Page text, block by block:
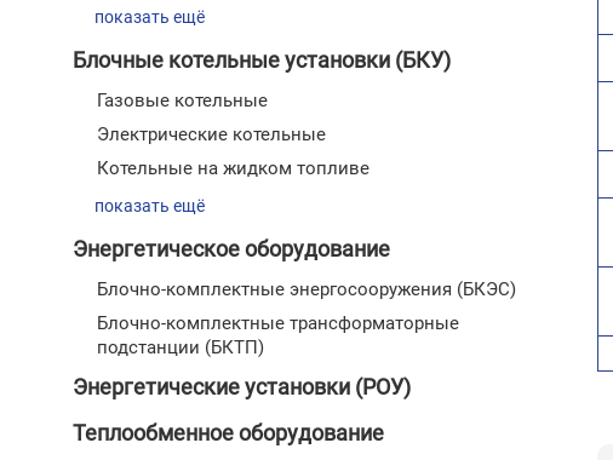
показать ещё
Блочные котельные установки (БКУ)
Газовые котельные
Электрические котельные
Котельные на жидком топливе
показать ещё
Энергетическое оборудование
Блочно-комплектные энергосооружения (БКЭС)
Блочно-комплектные трансформаторные
подстанции (БКТП)
Энергетические установки (РОУ)
Теплообменное оборудование